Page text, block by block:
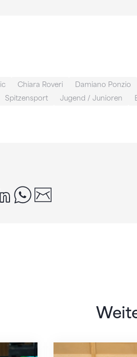
Chiara Roveri Damiano Ponzio
Spitzensport Jugend / Junioren
linkedinwhatsapp
Mit klaren Zielen